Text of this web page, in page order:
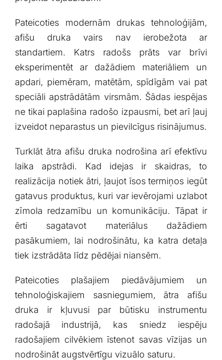
Pateicoties modernām drukas tehnoloģijām,
afišu druka vairs nav ierobežota ar
standartiem. Katrs radošs prāts var brīvi
eksperimentēt ar dažādiem materiāliem ‍un
apdari, ​piemēram, ‍matētām, spīdīgām‍ vai pat
speciāli apstrādātām virsmām. Šādas iespējas⁢
ne‍ tikai ⁢paplašina radošo izpausmi,‍ bet arī ļauj​
izveidot ⁣neparastus⁣ un pievilcīgus⁢ risinājumus.
Turklāt ātra afišu druka nodrošina arī‌ efektīvu
laika apstrādi. Kad idejas ir skaidras, to
realizācija notiek ātri, ļaujot ‌īsos termiņos iegūt
gatavus produktus, kuri ⁢var ievērojami ⁢uzlabot
zīmola redzamību un ⁣komunikāciju.⁢ Tāpat ir⁤
ērti sagatavot materiālus dažādiem
pasākumiem, lai nodrošinātu, ka katra⁤ detaļa
tiek izstrādāta līdz pēdējai⁤ niansēm.‌
Pateicoties plašajiem ​piedāvājumiem un
tehnoloģiskajiem ⁣sasniegumiem, ātra afišu
⁤druka ir kļuvusi ⁤par būtisku instrumentu
radošajā industrijā, kas sniedz iespēju
radošajiem cilvēkiem īstenot savas vīzijas un
nodrošināt augstvērtīgu vizuālo saturu.